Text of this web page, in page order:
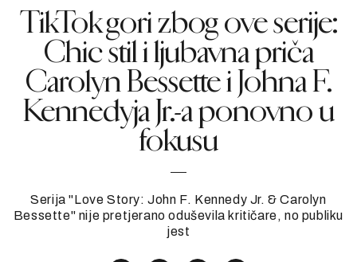
TikTok gori zbog ove serije:
Chic stil i ljubavna priča
Carolyn Bessette i Johna F.
Kennedyja Jr.-a ponovno u
fokusu
Serija "Love Story: John F. Kennedy Jr. & Carolyn
Bessette" nije pretjerano oduševila kritičare, no publiku
jest